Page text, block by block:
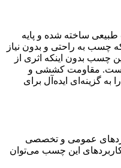
ساخته شده و پایه
چسب به راحتی و بدون نیاز
چسب بدون اینکه اثری از
است. مقاومت کششی و
گزینه‌ای ایده‌آل برای
عمومی و تخصصی
این چسب می‌توان